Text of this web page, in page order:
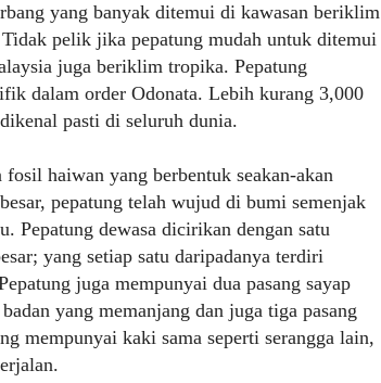
yang banyak ditemui di kawasan beriklim
pelik jika pepatung mudah untuk ditemui
juga beriklim tropika. Pepatung
dalam order Odonata. Lebih kurang 3,000
pasti di seluruh dunia.
fosil haiwan yang berbentuk seakan-akan
pepatung telah wujud di bumi semenjak
Pepatung dewasa dicirikan dengan satu
yang setiap satu daripadanya terdiri
juga mempunyai dua pasang sayap
yang memanjang dan juga tiga pasang
mempunyai kaki sama seperti serangga lain,